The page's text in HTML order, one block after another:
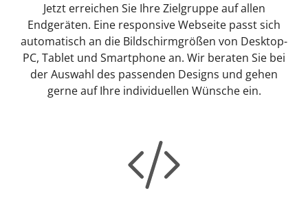
Jetzt erreichen Sie Ihre Zielgruppe auf allen
Endgeräten. Eine responsive Webseite passt sich
automatisch an die Bildschirmgrößen von Desktop-
PC, Tablet und Smartphone an. Wir beraten Sie bei
der Auswahl des passenden Designs und gehen
gerne auf Ihre individuellen Wünsche ein.